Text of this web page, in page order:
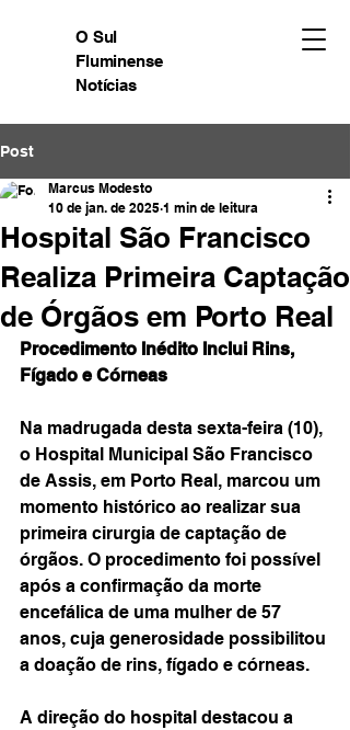
O Sul
Fluminense
Notícias
Post
Hospital São Francisco
Realiza Primeira Captação
de Órgãos em Porto Real
Marcus Modesto
10 de jan. de 2025 1 min de leitura
Procedimento Inédito Inclui Rins,
Fígado e Córneas
Na madrugada desta sexta-feira (10),
o Hospital Municipal São Francisco
de Assis, em Porto Real, marcou um
momento histórico ao realizar sua
primeira cirurgia de captação de
órgãos. O procedimento foi possível
após a confirmação da morte
encefálica de uma mulher de 57
anos, cuja generosidade possibilitou
a doação de rins, fígado e córneas.
A direção do hospital destacou a